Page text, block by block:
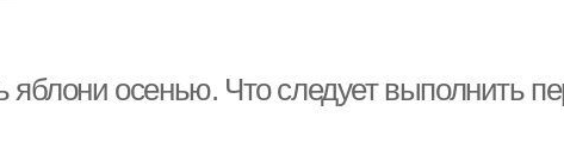
яблони осенью. Что следует выполнить